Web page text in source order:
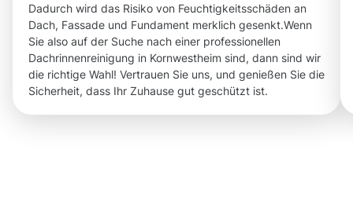
Dadurch wird das Risiko von Feuchtigkeitsschäden an
Dach, Fassade und Fundament merklich gesenkt.Wenn
Sie also auf der Suche nach einer professionellen
Dachrinnenreinigung in Kornwestheim sind, dann sind wir
die richtige Wahl! Vertrauen Sie uns, und genießen Sie die
Sicherheit, dass Ihr Zuhause gut geschützt ist.